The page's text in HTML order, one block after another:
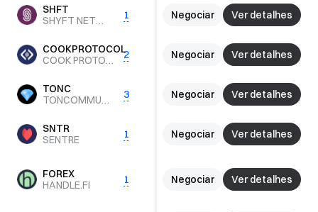
SHFT
SHYFT NETWORK
1 ETH 0
Negociar Ver detalhes
COOKPROTOCOL
COOK PROTOCOL
2 ETH 0
Negociar Ver detalhes
TONC
TONCOMMUNITY
3 ETH 0
Negociar Ver detalhes
SNTR
SENTRE
1 SOL 0
Negociar Ver detalhes
FOREX
HANDLE.FI
1
ETH
MATIC
+1
0
Negociar Ver detalhes